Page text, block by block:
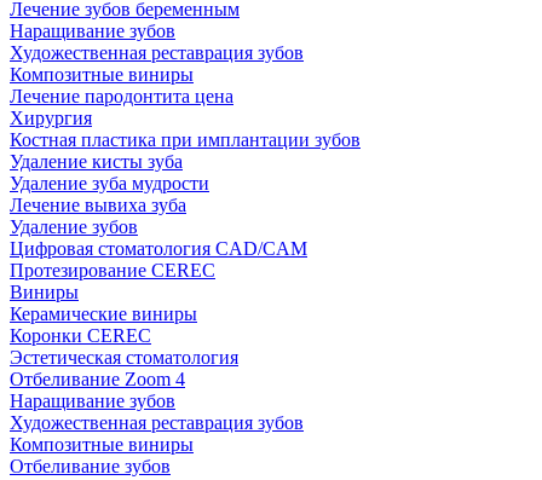
Лечение зубов беременным
Наращивание зубов
Художественная реставрация зубов
Композитные виниры
Лечение пародонтита цена
Хирургия
Костная пластика при имплантации зубов
Удаление кисты зуба
Удаление зуба мудрости
Лечение вывиха зуба
Удаление зубов
Цифровая стоматология CAD/CAM
Протезирование CEREC
Виниры
Керамические виниры
Коронки CEREC
Эстетическая стоматология
Отбеливание Zoom 4
Наращивание зубов
Художественная реставрация зубов
Композитные виниры
Отбеливание зубов